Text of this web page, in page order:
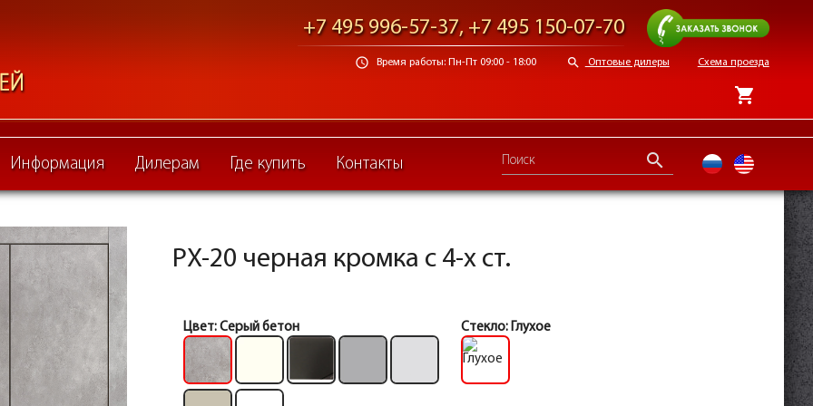
+7 495 996-57-37, +7 495 150-07-70
Заказать звонок
schedule Время работы: Пн-Пт 09:00 - 18:00 search Оптовые дилеры Схема проезда
shopping_cart
Информация Дилерам Где купить Контакты search ru en
PX-20 черная кромка с 4-х ст.
Цвет: Серый бетон Стекло:Глухое